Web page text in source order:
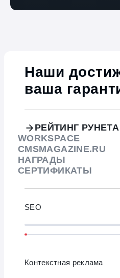
Наши
ваша
РЕЙТИНГ РУНЕТА
WORKSPACE
CMSMAGAZINE.RU
НАГРАДЫ
СЕРТИФИКАТЫ
SEO
Контекстная реклама